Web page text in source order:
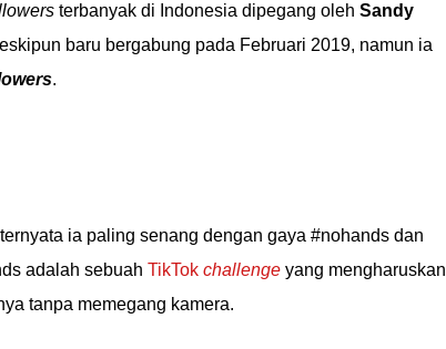
terbanyak di Indonesia dipegang oleh Sandy
baru bergabung pada Februari 2019, namun ia
.
ia paling senang dengan gaya #nohands dan
adalah sebuah TikTok challenge yang mengharuskan
tanpa memegang kamera.